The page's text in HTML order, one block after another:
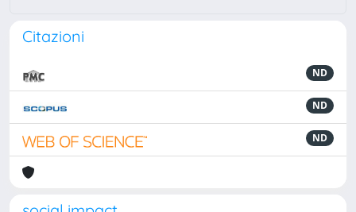
Citazioni
ND
ND
ND